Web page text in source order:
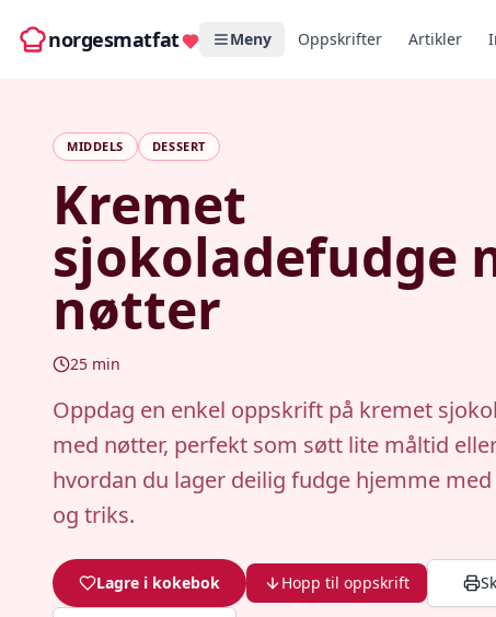
norgesmatfat Meny Oppskrifter Artikler
MIDDELS DESSERT
Kremet
sjokoladefudge
nøtter
25 min
Oppdag en enkel oppskrift på kremet
med nøtter, perfekt som søtt lite måltid
hvordan du lager deilig fudge hjemme
og triks.
Lagre i kokebok Hopp til oppskrift